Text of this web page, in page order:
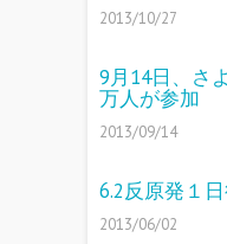
2013/10/27
9月14日、さ
万人が参加
2013/09/14
6.2反原発１
2013/06/02